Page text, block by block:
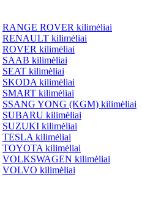
RANGE ROVER kilimėliai
RENAULT kilimėliai
ROVER kilimėliai
SAAB kilimėliai
SEAT kilimėliai
SKODA kilimėliai
SMART kilimėliai
SSANG YONG (KGM) kilimėliai
SUBARU kilimėliai
SUZUKI kilimėliai
TESLA kilimėliai
TOYOTA kilimėliai
VOLKSWAGEN kilimėliai
VOLVO kilimėliai